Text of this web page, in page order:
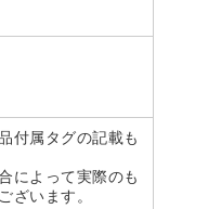
付属タグの記載も
によって実際のも
ざいます。